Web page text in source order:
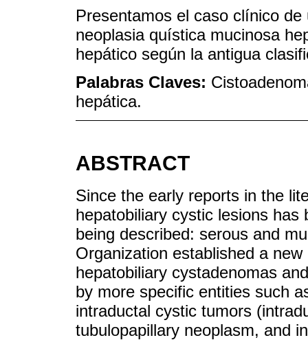
Presentamos el caso clínico
neoplasia quística mucinosa
hepático según la antigua
Palabras Claves:
hepática.
ABSTRACT
Since the early reports in the
hepatobiliary cystic lesions
being described: serous and
Organization established a
hepatobiliary cystadenomas
by more specific entities such
intraductal cystic tumors
tubulopapillary neoplasm, and